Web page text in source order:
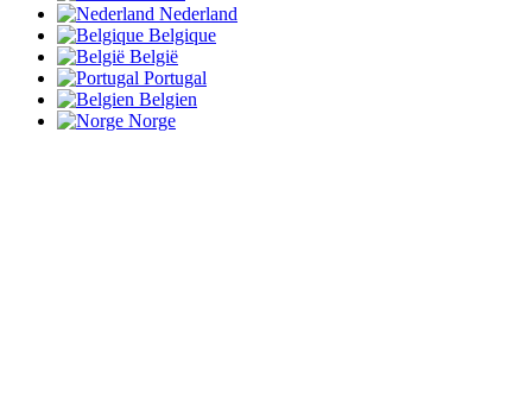
Nederland
Belgique
België
Portugal
Belgien
Norge